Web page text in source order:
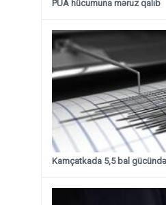
PUA hücumuna məruz qalıb
Kamçatkada 5,5 bal